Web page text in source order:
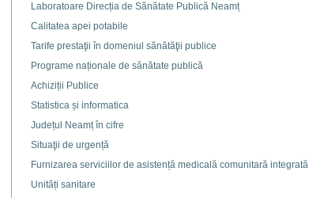
Laboratoare Direcția de Sănătate Publică Neamț
Calitatea apei potabile
Tarife prestaţii în domeniul sănătăţii publice
Programe naționale de sănătate publică
Achiziții Publice
Statistica și informatica
Județul Neamț în cifre
Situaţii de urgență
Furnizarea serviciilor de asistență medicală comunitară integrată
Unități sanitare